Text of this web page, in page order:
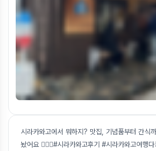
시라카와고에서 뭐하지? 맛집, 기념품부터 간식
놨어요 🙋🏻‍♀️#시라카와고후기 #시라카와고여행